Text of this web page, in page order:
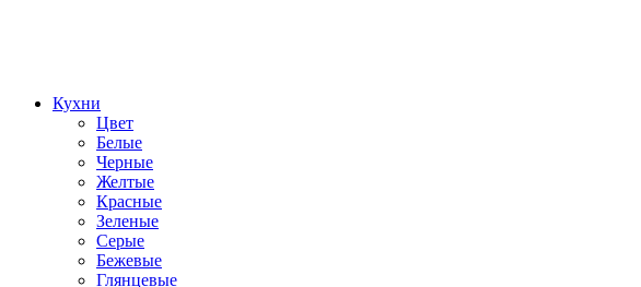
Кухни
Цвет
Белые
Черные
Желтые
Красные
Зеленые
Серые
Бежевые
Глянцевые